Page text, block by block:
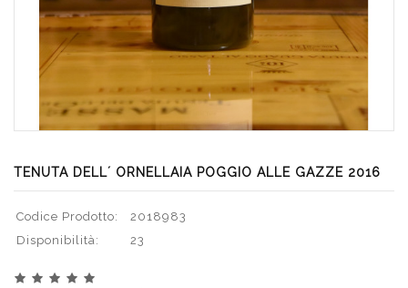
TENUTA DELL´ ORNELLAIA POGGIO ALLE GAZZE 2016
Codice Prodotto:
2018983
Disponibilità:
23